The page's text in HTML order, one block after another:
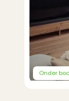
Onder bod